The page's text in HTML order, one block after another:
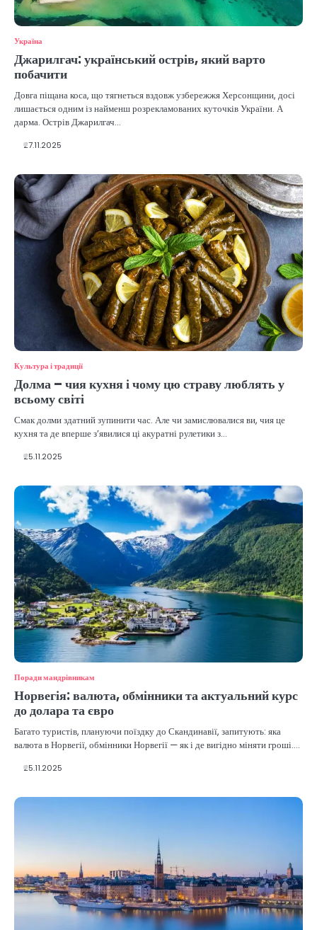
Україна
Джарилгач: український острів, який варто
побачити
Довга піщана коса, що тягнеться вздовж узбережжя Херсонщини, досі
лишається одним із найменш розрекламованих куточків України. А
дарма. Острів Джарилгач…
27.11.2025
Культура і традиції
Долма – чия кухня і чому цю страву люблять у
всьому світі
Смак долми здатний зупинити час. Але чи замислювалися ви, чия це
кухня та де вперше з’явилися ці акуратні рулетики з…
25.11.2025
Поради мандрівникам
Норвегія: валюта, обмінники та актуальний курс
до долара та євро
Багато туристів, плануючи поїздку до Скандинавії, запитують: яка
валюта в Норвегії, обмінники Норвегії — як і де вигідно міняти гроші.…
25.11.2025